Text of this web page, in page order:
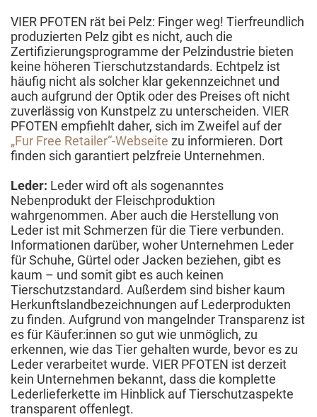
VIER PFOTEN rät bei Pelz: Finger weg! Tierfreundlich
produzierten Pelz gibt es nicht, auch die
Zertifizierungsprogramme der Pelzindustrie bieten
keine höheren Tierschutzstandards. Echtpelz ist
häufig nicht als solcher klar gekennzeichnet und
auch aufgrund der Optik oder des Preises oft nicht
zuverlässig von Kunstpelz zu unterscheiden. VIER
PFOTEN empfiehlt daher, sich im Zweifel auf der
„Fur Free Retailer“-Webseite zu informieren. Dort
finden sich garantiert pelzfreie Unternehmen.
Leder: Leder wird oft als sogenanntes
Nebenprodukt der Fleischproduktion
wahrgenommen. Aber auch die Herstellung von
Leder ist mit Schmerzen für die Tiere verbunden.
Informationen darüber, woher Unternehmen Leder
für Schuhe, Gürtel oder Jacken beziehen, gibt es
kaum – und somit gibt es auch keinen
Tierschutzstandard. Außerdem sind bisher kaum
Herkunftslandbezeichnungen auf Lederprodukten
zu finden. Aufgrund von mangelnder Transparenz ist
es für Käufer:innen so gut wie unmöglich, zu
erkennen, wie das Tier gehalten wurde, bevor es zu
Leder verarbeitet wurde. VIER PFOTEN ist derzeit
kein Unternehmen bekannt, dass die komplette
Lederlieferkette im Hinblick auf Tierschutzaspekte
transparent offenlegt.